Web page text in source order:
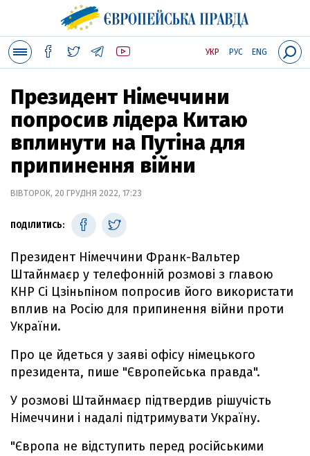
УКР РУС ENG
Президент Німеччини
попросив лідера Китаю
вплинути на Путіна для
припинення війни
ВІВТОРОК, 20 ГРУДНЯ 2022, 17:23
ПОДІЛИТИСЬ:
Президент Німеччини Франк-Вальтер
Штайнмаєр у телефонній розмові з главою
КНР Сі Цзіньпіном попросив його використати
вплив на Росію для припинення війни проти
України.
Про це йдеться у заяві офісу німецького
президента, пише "Європейська правда".
У розмові Штайнмаєр підтвердив рішучість
Німеччини і надалі підтримувати Україну.
"Європа не відступить перед російськими